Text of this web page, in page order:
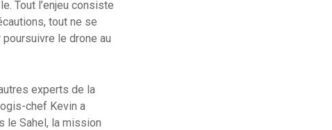
Tout l’enjeu consiste
tout ne se
le drone au
experts de la
chef Kevin a
le Sahel, la mission